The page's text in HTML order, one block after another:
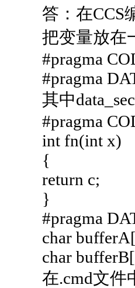
答：在CCS
把变量放在
#pragma
#pragma
其中
#pragma
int fn(int x)
{
return c;
}
#pragma
char
char
在.cmd文件